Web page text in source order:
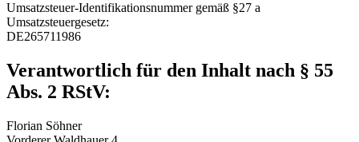
Umsatzsteuer-Identifikationsnummer gemäß §27 a
Umsatzsteuergesetz:
DE265711986
Verantwortlich für den Inhalt nach § 55
Abs. 2 RStV:
Florian Söhner